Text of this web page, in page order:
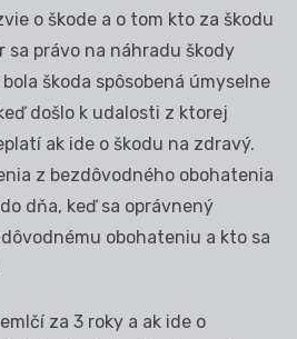
o škode a o tom kto za škodu
sa právo na náhradu škody
škoda spôsobená úmyselne
došlo k udalosti z ktorej
ak ide o škodu na zdravý.
z bezdôvodného obohatenia
dňa, keď sa oprávnený
obohateniu a kto sa
za 3 roky a ak ide o